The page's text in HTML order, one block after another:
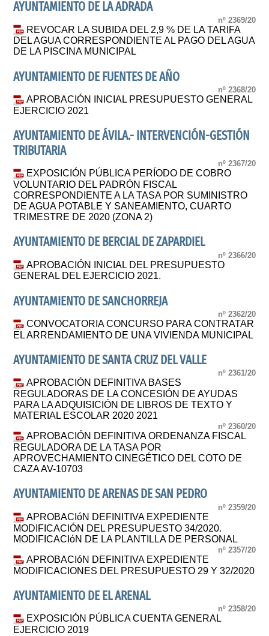
AYUNTAMIENTO DE LA ADRADA
nº 2369/20
REVOCAR LA SUBIDA DEL 2,9 % DE LA TARIFA
DEL AGUA CORRESPONDIENTE AL PAGO DEL AGUA
DE LA PISCINA MUNICIPAL
AYUNTAMIENTO DE FUENTES DE AÑO
nº 2368/20
APROBACIÓN INICIAL PRESUPUESTO GENERAL
EJERCICIO 2021
AYUNTAMIENTO DE ÁVILA.- INTERVENCIÓN-GESTIÓN
TRIBUTARIA
nº 2367/20
EXPOSICIÓN PÚBLICA PERÍODO DE COBRO
VOLUNTARIO DEL PADRÓN FISCAL
CORRESPONDIENTE A LA TASA POR SUMINISTRO
DE AGUA POTABLE Y SANEAMIENTO, CUARTO
TRIMESTRE DE 2020 (ZONA 2)
AYUNTAMIENTO DE BERCIAL DE ZAPARDIEL
nº 2366/20
APROBACIÓN INICIAL DEL PRESUPUESTO
GENERAL DEL EJERCICIO 2021.
AYUNTAMIENTO DE SANCHORREJA
nº 2362/20
CONVOCATORIA CONCURSO PARA CONTRATAR
EL ARRENDAMIENTO DE UNA VIVIENDA MUNICIPAL
AYUNTAMIENTO DE SANTA CRUZ DEL VALLE
nº 2361/20
APROBACIÓN DEFINITIVA BASES
REGULADORAS DE LA CONCESIÓN DE AYUDAS
PARA LA ADQUISICIÓN DE LIBROS DE TEXTO Y
MATERIAL ESCOLAR 2020 2021
nº 2360/20
APROBACIÓN DEFINITIVA ORDENANZA FISCAL
REGULADORA DE LA TASA POR
APROVECHAMIENTO CINEGÉTICO DEL COTO DE
CAZA AV-10703
AYUNTAMIENTO DE ARENAS DE SAN PEDRO
nº 2359/20
APROBACIóN DEFINITIVA EXPEDIENTE
MODIFICACIÓN DEL PRESUPUESTO 34/2020.
MODIFICACIóN DE LA PLANTILLA DE PERSONAL
nº 2357/20
APROBACIóN DEFINITIVA EXPEDIENTE
MODIFICACIONES DEL PRESUPUESTO 29 Y 32/2020
AYUNTAMIENTO DE EL ARENAL
nº 2358/20
EXPOSICIÓN PÚBLICA CUENTA GENERAL
EJERCICIO 2019